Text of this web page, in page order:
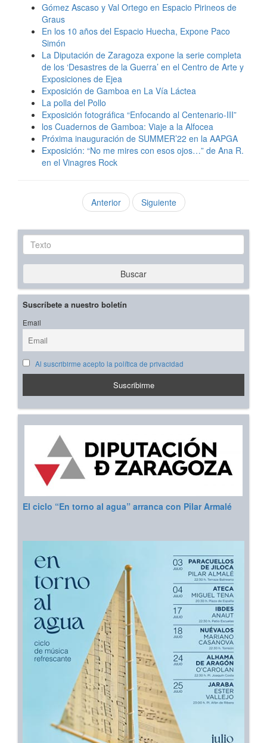
Gómez Ascaso y Val Ortego en Espacio Pirineos de
Graus
En los 10 años del Espacio Huecha, Expone Paco
Simón
La Diputación de Zaragoza expone la serie completa
de los ‘Desastres de la Guerra’ en el Centro de Arte y
Exposiciones de Ejea
Exposición de Gamboa en La Vía Láctea
La polla del Pollo
Exposición fotográfica “Enfocando al Centenario-III”
los Cuadernos de Gamboa: Viaje a la Alfocea
Próxima inauguración de SUMMER’22 en la AAPGA
Exposición: “No me mires con esos ojos…” de Ana R.
en el Vinagres Rock
Anterior Siguiente
Texto
Buscar
Suscríbete a nuestro boletín
Email
Al suscribirme acepto la política de privacidad
El ciclo “En torno al agua” arranca con Pilar Armalé